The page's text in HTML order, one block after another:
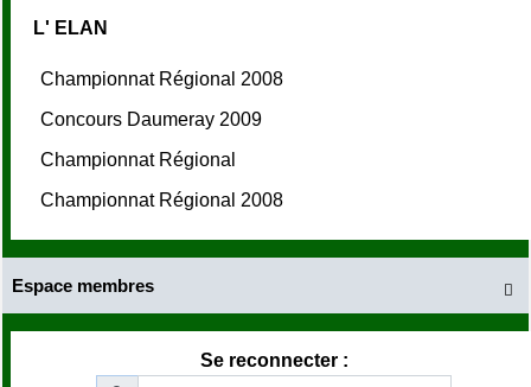
L' ELAN
Championnat Régional 2008
Concours Daumeray 2009
Championnat Régional
Championnat Régional 2008

Espace membres
Se reconnecter :